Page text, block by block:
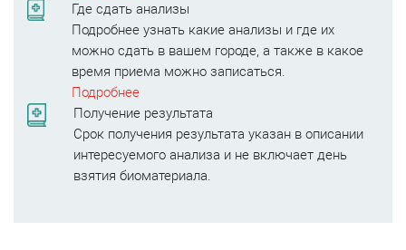
Где сдать анализы
Подробнее узнать какие анализы и где их
можно сдать в вашем городе, а также в какое
время приема можно записаться.
Подробнее
Получение результата
Срок получения результата указан в описании
интересуемого анализа и не включает день
взятия биоматериала.